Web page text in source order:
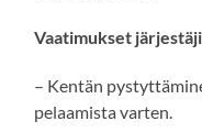
Vaatimukset
– Kentän
pelaamista varten.